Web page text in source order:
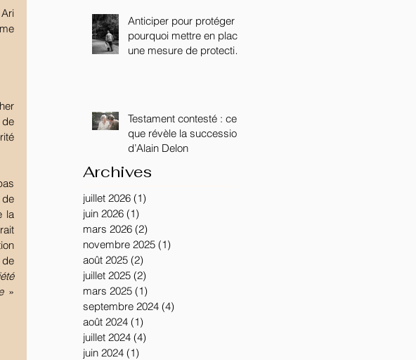
de
la
»
Anticiper pour protéger :
pourquoi mettre en place
une mesure de protection
Testament contesté : ce
que révèle la succession
d’Alain Delon
Archives
juillet 2026 (1)
juin 2026 (1)
mars 2026 (2)
novembre 2025 (1)
août 2025 (2)
juillet 2025 (2)
mars 2025 (1)
septembre 2024 (4)
août 2024 (1)
juillet 2024 (4)
juin 2024 (1)